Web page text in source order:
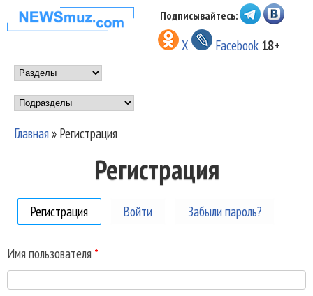
Перейти к основному
содержанию
НОВОСТИ
МУЗЫКИ И
ШОУ БИЗНЕСА
NEWSMUZ.COM
Подписывайтесь:
X Facebook 18+
Main menu
Подразделы
Главная» Регистрация
Регистрация
Регистрация (активная вкладка)
Войти Забыли пароль?
Имя пользователя *